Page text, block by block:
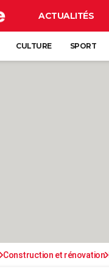
ACTUALITÉS
CULTURE SPORT
Construction et rénovation